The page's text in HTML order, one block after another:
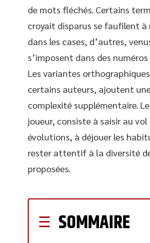
de mots fléchés. Certains
croyait disparus se faufilent à
dans les cases, d’autres,
s’imposent dans des numéros
Les variantes
certains auteurs, ajoutent
complexité supplémentaire.
joueur, consiste à saisir au vol
évolutions, à déjouer les
rester attentif à la diversité
proposées.
SOMMAIRE